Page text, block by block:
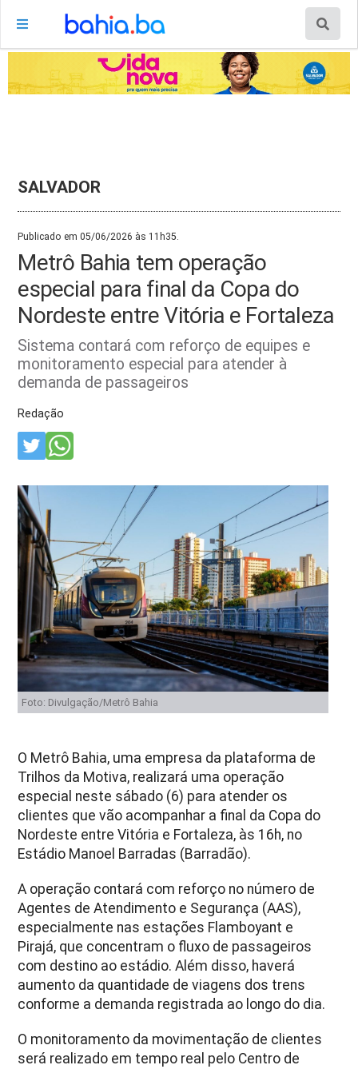
SALVADOR
Publicado em 05/06/2026 às 11h35.
Metrô Bahia tem operação
especial para final da Copa do
Nordeste entre Vitória e Fortaleza
Sistema contará com reforço de equipes e
monitoramento especial para atender à
demanda de passageiros
Redação
Foto: Divulgação/Metrô Bahia
O Metrô Bahia, uma empresa da plataforma de
Trilhos da Motiva, realizará uma operação
especial neste sábado (6) para atender os
clientes que vão acompanhar a final da Copa do
Nordeste entre Vitória e Fortaleza, às 16h, no
Estádio Manoel Barradas (Barradão).
A operação contará com reforço no número de
Agentes de Atendimento e Segurança (AAS),
especialmente nas estações Flamboyant e
Pirajá, que concentram o fluxo de passageiros
com destino ao estádio. Além disso, haverá
aumento da quantidade de viagens dos trens
conforme a demanda registrada ao longo do dia.
O monitoramento da movimentação de clientes
será realizado em tempo real pelo Centro de